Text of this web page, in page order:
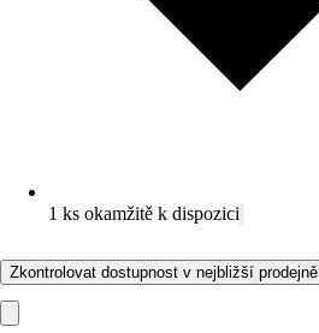
1 ks okamžitě k dispozici
Zkontrolovat dostupnost v nejbližší prodejně